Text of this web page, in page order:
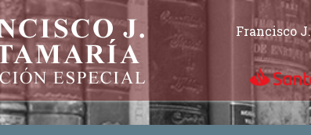
Francisco